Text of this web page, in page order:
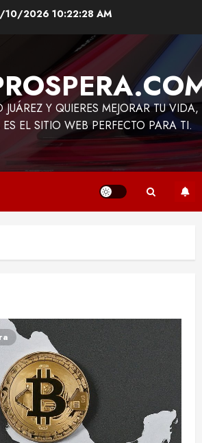
10/2026 10:22:28 AM
Y QUIERES MEJORAR TU VIDA,
ES EL SITIO WEB PERFECTO PARA TI.